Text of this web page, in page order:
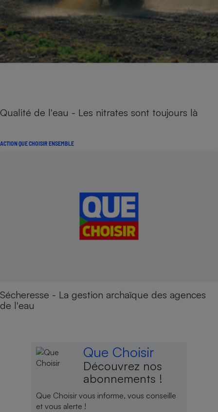
Qualité de l'eau - Les nitrates sont toujours là
ACTION QUE CHOISIR ENSEMBLE
Sécheresse - La gestion archaïque des agences
de l'eau
Que Choisir
Découvrez nos
abonnements !
Que Choisir vous informe, vous conseille
et vous alerte !